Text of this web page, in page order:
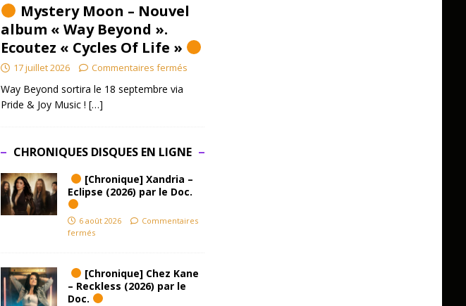
Mystery Moon – Nouvel
album « Way Beyond ».
Ecoutez « Cycles Of Life »
17 juillet 2026 Commentaires fermés
Way Beyond sortira le 18 septembre via
Pride & Joy Music ! […]
CHRONIQUES DISQUES EN LIGNE
[Chronique] Xandria –
Eclipse (2026) par le Doc.
6 août 2026
Commentaires
fermés
[Chronique] Chez Kane
– Reckless (2026) par le
Doc.